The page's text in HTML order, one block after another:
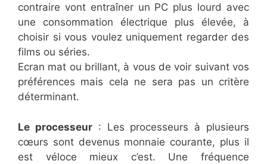
contraire vont entraîner un PC plus lourd avec
une consommation électrique plus élevée, à
choisir si vous voulez uniquement regarder des
films ou séries.
Ecran mat ou brillant, à vous de voir suivant vos
préférences mais cela ne sera pas un critère
déterminant.
Le processeur: Les processeurs à plusieurs
cœurs sont devenus monnaie courante, plus il
est véloce mieux c’est. Une fréquence